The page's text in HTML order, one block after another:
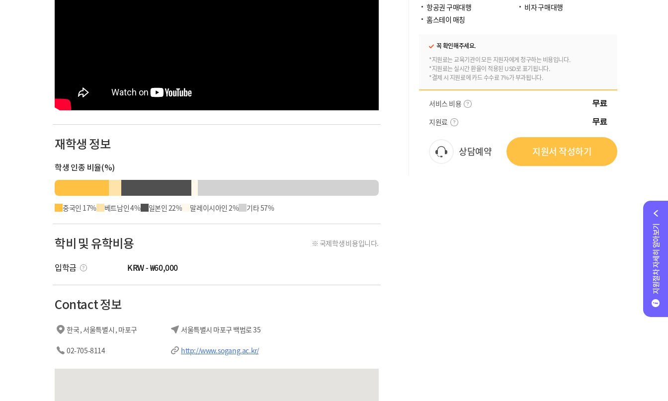
재학생 정보
학생 인종 비율(%)
중국인 17% 베트남인 4% 일본인 22% 말레이시아인 2% 기타 57%
학비 및 유학비용 ※ 국제학생 비용입니다.
입학금 KRW - ₩60,000
Contact 정보
한국 , 서울특별시 , 마포구 서울특별시 마포구 백범로 35
02-705-8114 http://www.sogang.ac.kr/
항공권 구매대행
비자 구매대행
홈스테이 매칭
꼭 확인해주세요.
*지원료는 교육기관이 모든 지원자에게 청구하는 비용입니다.
*지원료는 실시간 환율이 적용된 USD로 표기됩니다.
*결제 시 지원료에 카드 수수료 7%가 부과됩니다.
서비스 비용 무료
지원료 무료
상담예약 지원서 작성하기
지원절차 자세히 알아보기